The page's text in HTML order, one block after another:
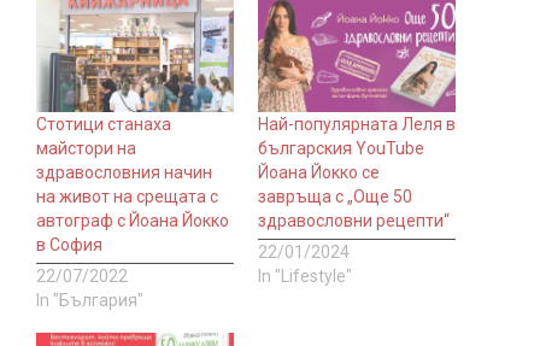
Стотици станаха
майстори на
здравословния начин
на живот на срещата с
автограф с Йоана Йокко
в София
22/07/2022
In "България"
Най-популярната Леля в
българския YouTube
Йоана Йокко се
завръща с „Още 50
здравословни рецепти“
22/01/2024
In "Lifestyle"